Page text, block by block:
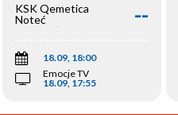
KSK Qemetica
Noteć
Inowrocław
--
18.09, 18:00
Emocje TV
18.09, 17:55